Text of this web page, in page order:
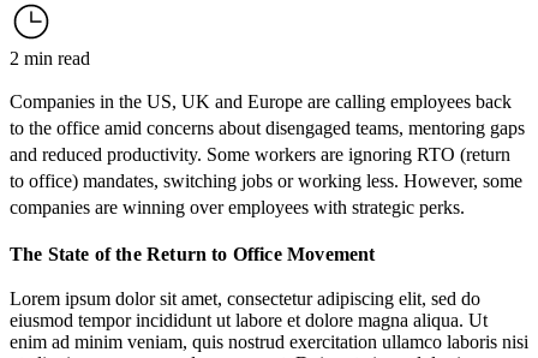
2 min read
Companies in the US, UK and Europe are calling employees back
to the office amid concerns about disengaged teams, mentoring gaps
and reduced productivity. Some workers are ignoring RTO (return
to office) mandates, switching jobs orworking less. However, some
companies are winning over employees with strategic perks.
The State of the Return to Office Movement
Lorem ipsum dolor sit amet, consectetur adipiscing elit, sed do
eiusmod tempor incididunt ut labore et dolore magna aliqua. Ut
enim ad minim veniam, quis nostrud exercitation ullamco laboris nisi